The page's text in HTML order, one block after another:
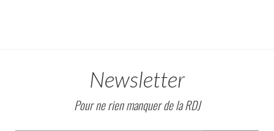
Newsletter
Pour ne rien manquer de la RDJ